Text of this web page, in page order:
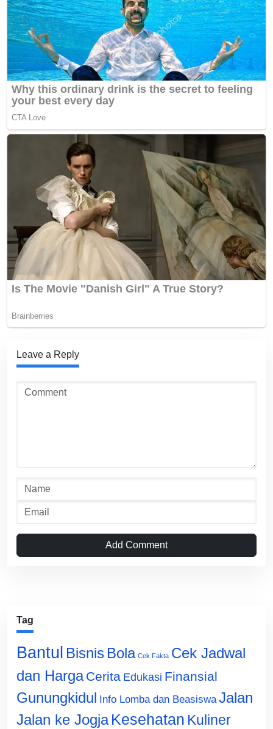
Leave a Reply
Add Comment
Tag
Bantul Bisnis Bola Cek Fakta Cek Jadwal
dan Harga Cerita Edukasi Finansial
Gunungkidul Info Lomba dan Beasiswa Jalan
Jalan ke Jogja Kesehatan Kuliner